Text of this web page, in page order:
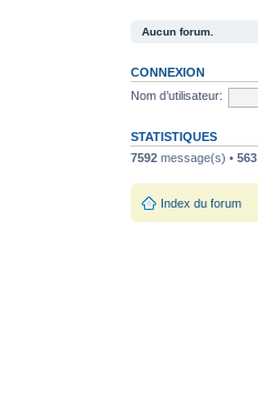
Aucun forum.
CONNEXION
Nom d’utilisateur:
STATISTIQUES
7592 message(s) • 563
Index du forum